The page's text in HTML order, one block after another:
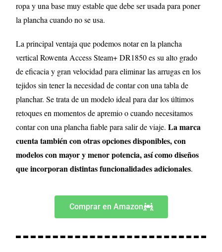
ropa y una base muy estable que debe ser usada para poner
la plancha cuando no se usa.
La principal ventaja que podemos notar en la plancha
vertical Rowenta Access Steam+ DR1850 es su alto grado
de eficacia y gran velocidad para eliminar las arrugas en los
tejidos sin tener la necesidad de contar con una tabla de
planchar. Se trata de un modelo ideal para dar los últimos
retoques en momentos de apremio o cuando necesitamos
contar con una plancha fiable para salir de viaje.La marca
cuenta también con otras opciones disponibles, con
modelos con mayor y menor potencia, así como diseños
que incorporan distintas funcionalidades adicionales.
Comprar en Amazon